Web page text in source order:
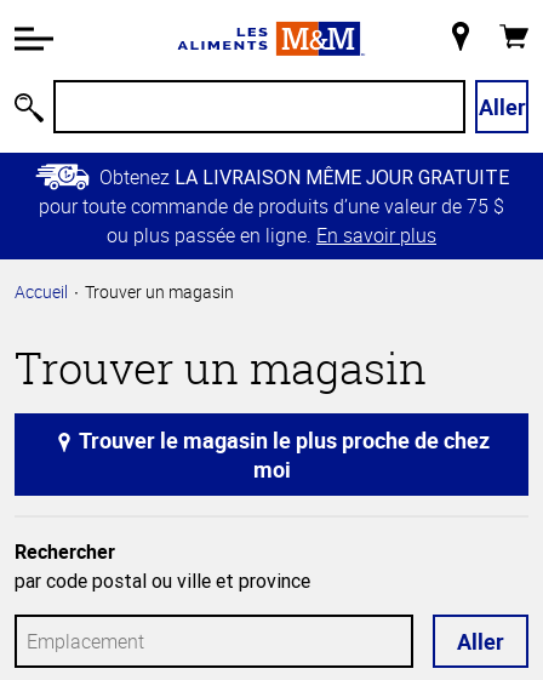
relative à
Passer
contenu
principal
Retour à
principale
magasin
Aller
Obtenez LA LIVRAISON MÊME JOUR GRATUITE
pour toute commande de produits d’une valeur de 75 $
ou plus passée en ligne. En savoir plus
Accueil Trouver un magasin
Trouver un magasin
moi
Rechercher
par code postal ou ville et province
Aller